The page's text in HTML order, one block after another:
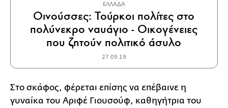
ΕΛΛΑΔΑ
Οινούσσες: Τούρκοι πολίτες στο
πολύνεκρο ναυάγιο - Οικογένειες
που ζητούν πολιτικό άσυλο
27.09.19
Στο σκάφος, φέρεται επίσης να επέβαινε η
γυναίκα του Αριφέ Γιουσούφ, καθηγήτρια του